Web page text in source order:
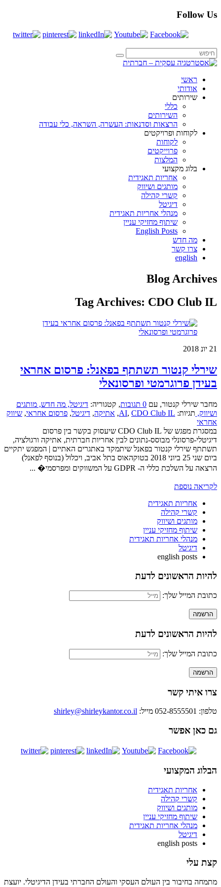
Follow Us
ראשי
אודותי
שירותים
כללי
השירותים
הרצאות וסדנאות: העשרה, השראה, כלי עבודה
לקוחות ופרויקטים
לקוחות
פרוייקטים
המלצות
בלוג מקצועי
אחריות תאגידית
מותגים ושיווק
קשרי קהילה
דיגיטל
מנהלי אחריות תאגידית
שיתוף מחזיקי עניין
English Posts
מה חדש
צרו קשר
english
Blog Archives
Tag Archives: CDO Club IL
21 יונ 2018
שירלי קנטור תשתתף בפאנל: פרסום אחראי
בעידן פרוגרמטי ופרסונאלי
מחבר שירלי קנטור, עם 0 תגובות , קטגוריה: דיגיטל, מה חדש, מותגים
ושיווק, תגיות: AI, CDO Club IL
, אתיקה, דיגיטל, פרסום אחראי, שיווק
אחראי
במסגרת מפגש של CDO Club IL שיעסוק בקשר בין פרסום
דיגיטלי-פרסונלי מבוסס-נתונים לבין אחריות חברתית, אתיקה ורגולציה,
תשתתף שירלי קנטור בפאנל שיתמקד באתגרים האתיים | המפגש יתקיים
ביום שני 25 ביוני 2018 בטוקהאוס בתל אביב, ויכלול (בנוסף לפאנל)
הרצאה על השלכת כללי ה- GDPR על המשווקים ומפרסמי� ...
לקריאה נוספת
אחריות תאגידית
קשרי קהילה
מותגים ושיווק
שיתוף מחזיקי עניין
מנהלי אחריות תאגידית
דיגיטל
english posts
להיות הראשונים לדעת
כתובת המייל שלך:
להיות הראשונים לדעת
כתובת המייל שלך:
צרו איתי קשר
טלפון: 052-8555501 מייל: shirley@shirleykantor.co.il
גם כאן אפשר
הבלוג המקצועי
אחריות תאגידית
קשרי קהילה
מותגים ושיווק
שיתוף מחזיקי עניין
מנהלי אחריות תאגידית
דיגיטל
english posts
קצת עלי
מתמחה בחיבור בין העולם העסקי והעולם החברתי בעידן הדיגיטלי. יועצת